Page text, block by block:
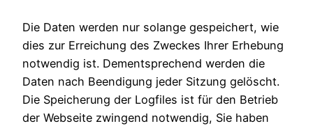
Die Daten werden nur solange gespeichert, wie
dies zur Erreichung des Zweckes Ihrer Erhebung
notwendig ist. Dementsprechend werden die
Daten nach Beendigung jeder Sitzung gelöscht.
Die Speicherung der Logfiles ist für den Betrieb
der Webseite zwingend notwendig, Sie haben